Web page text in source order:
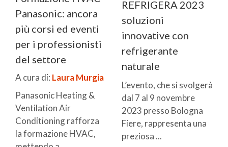
Panasonic: ancora
più corsi ed eventi
per i professionisti
del settore
A cura di: Laura Murgia
Panasonic Heating &
Ventilation Air
Conditioning rafforza
la formazione HVAC,
REFRIGERA 2023
soluzioni
innovative con
refrigerante
naturale
L’evento, che si svolgerà
dal 7 al 9 novembre
2023 presso Bologna
Fiere, rappresenta una
preziosa ...